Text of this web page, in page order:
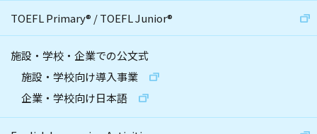
TOEFL Primary® /TOEFL Junior®
施設・学校・企業での公文式
施設・学校向け導入事業
企業・学校向け日本語